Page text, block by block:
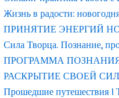
Жизнь в радости:
ПРИНЯТИЕ ЭНЕРГИЙ
Сила Творца. Познание,
ПРОГРАММА
РАСКРЫТИЕ СВОЕЙ СИЛЫ
Прошедшие путешествия |